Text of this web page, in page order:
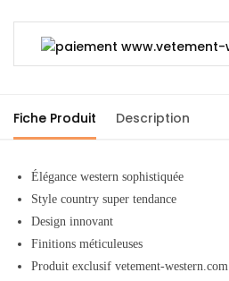
Fiche Produit Description
Élégance western sophistiquée
Style country super tendance
Design innovant
Finitions méticuleuses
Produit exclusif vetement-western.com